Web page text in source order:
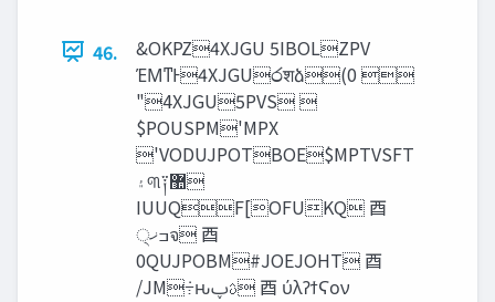
46.
&OKPZ4XJGU 5IBOLZPV
ΈΜͳͰ4XJGU෮शձ(0 
"4XJGU5PVS 
$POUSPM'MPX
'VODUJPOTBOE$MPTVSFT
‫۽‬୩༑޺
IUUQF[OFUKQ ⾣
੍‫ߏޚ‬จ ⾣
0QUJPOBM#JOEJOHT ⾣
/JM݁߹ԋࢉࢠ ⾣ ύλʔϯϚον